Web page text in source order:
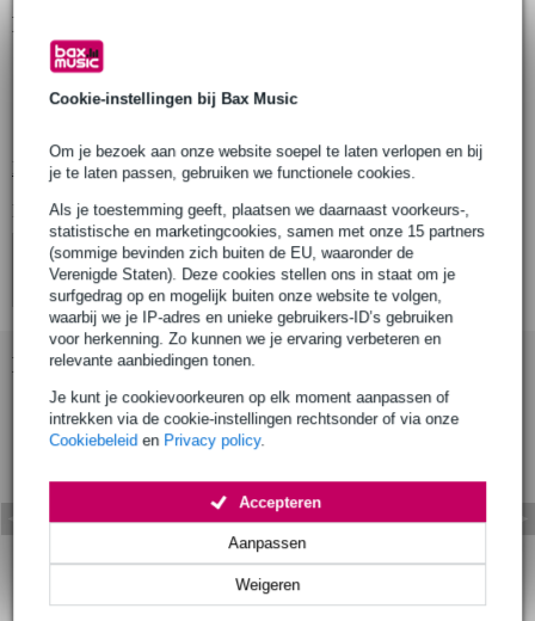
Cookie-instellingen bij Bax Music
Om je bezoek aan onze website soepel te laten verlopen en bij
je te laten passen, gebruiken we functionele cookies.
Als je toestemming geeft, plaatsen we daarnaast voorkeurs-,
statistische en marketingcookies, samen met onze 15 partners
(sommige bevinden zich buiten de EU, waaronder de
Verenigde Staten). Deze cookies stellen ons in staat om je
surfgedrag op en mogelijk buiten onze website te volgen,
waarbij we je IP-adres en unieke gebruikers-ID’s gebruiken
voor herkenning. Zo kunnen we je ervaring verbeteren en
relevante aanbiedingen tonen.
Je kunt je cookievoorkeuren op elk moment aanpassen of
intrekken via de cookie-instellingen rechtsonder of via onze
Cookiebeleid en Privacy policy.
Weigeren
Aanpassen
Accepteren
Productinformatie
DT32/2 truss-ladder
afmetingen (LxBxH): 2500 x 290 x 50 mm
Bekijk alle productspecificaties
Bekijk ook eens (4)
Bekijk ook eens (11)